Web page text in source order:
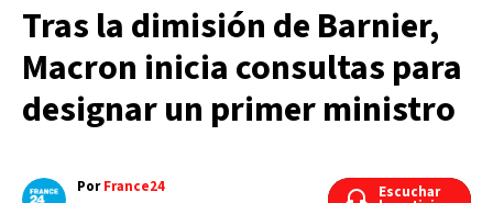
Tras la dimisión de Barnier,
Macron inicia consultas para
designar un primer ministro
PorFrance24
Escuchar
Escuchar